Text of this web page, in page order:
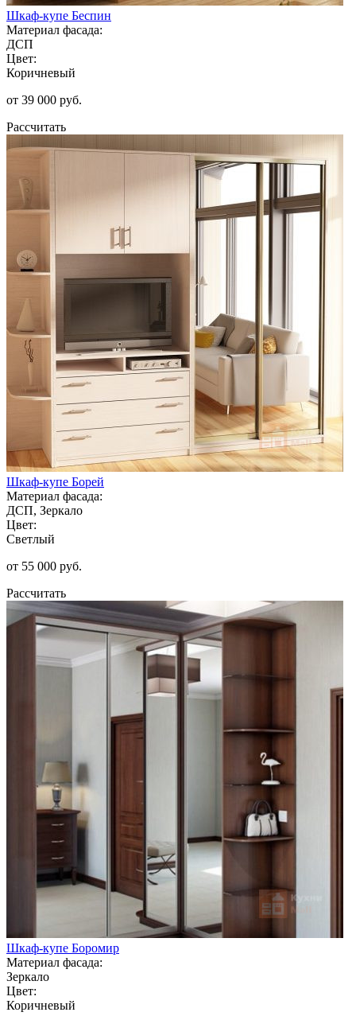
Шкаф-купе Беспин
Материал фасада:
ДСП
Цвет:
Коричневый
от 39 000 руб.
Рассчитать
Шкаф-купе Борей
Материал фасада:
ДСП, Зеркало
Цвет:
Светлый
от 55 000 руб.
Рассчитать
Шкаф-купе Боромир
Материал фасада:
Зеркало
Цвет:
Коричневый